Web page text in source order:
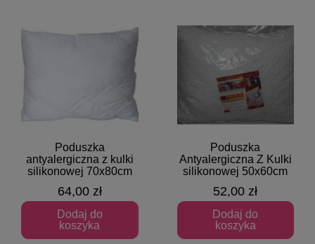
Szybki podgląd
Poduszka
antyalergiczna z kulki
silikonowej 70x80cm
64,00 zł
Dodaj do
koszyka
Szybki podgląd
Poduszka
Antyalergiczna Z Kulki
silikonowej 50x60cm
52,00 zł
Dodaj do
koszyka